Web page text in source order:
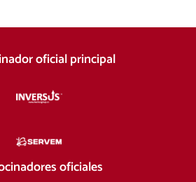
oficial principal
oficiales